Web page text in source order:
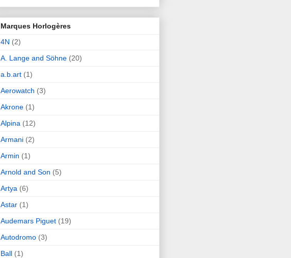
Marques Horlogères
4N (2)
A. Lange and Söhne (20)
a.b.art (1)
Aerowatch (3)
Akrone (1)
Alpina (12)
Armani (2)
Armin (1)
Arnold and Son (5)
Artya (6)
Astar (1)
Audemars Piguet (19)
Autodromo (3)
Ball (1)